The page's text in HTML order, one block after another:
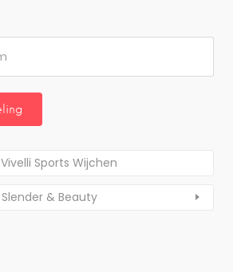
Vivelli Sports Wijchen
Slender & Beauty